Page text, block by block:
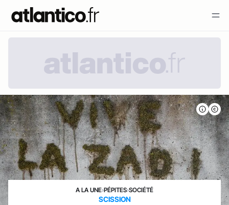
A LA UNE›PÉPITES›SOCIÉTÉ
SCISSION